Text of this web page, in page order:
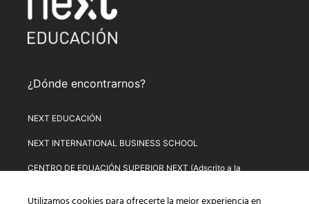
¿Dónde encontrarnos?
NEXT EDUCACIÓN
NEXT INTERNATIONAL BUSINESS SCHOOL
CENTRO DE EDUACIÓN SUPERIOR NEXT (Adscrito a la